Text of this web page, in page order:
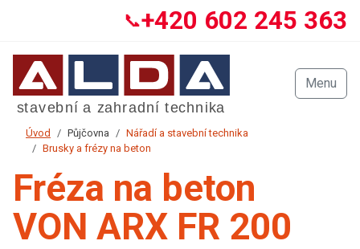
📞+420 602 245 363
Menu
Úvod Půjčovna
Nářadí a stavební technika
Brusky a frézy na beton
Fréza na beton
VON ARX FR 200